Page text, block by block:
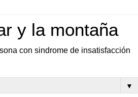
y la montaña
con sindrome de insatisfacción
▼